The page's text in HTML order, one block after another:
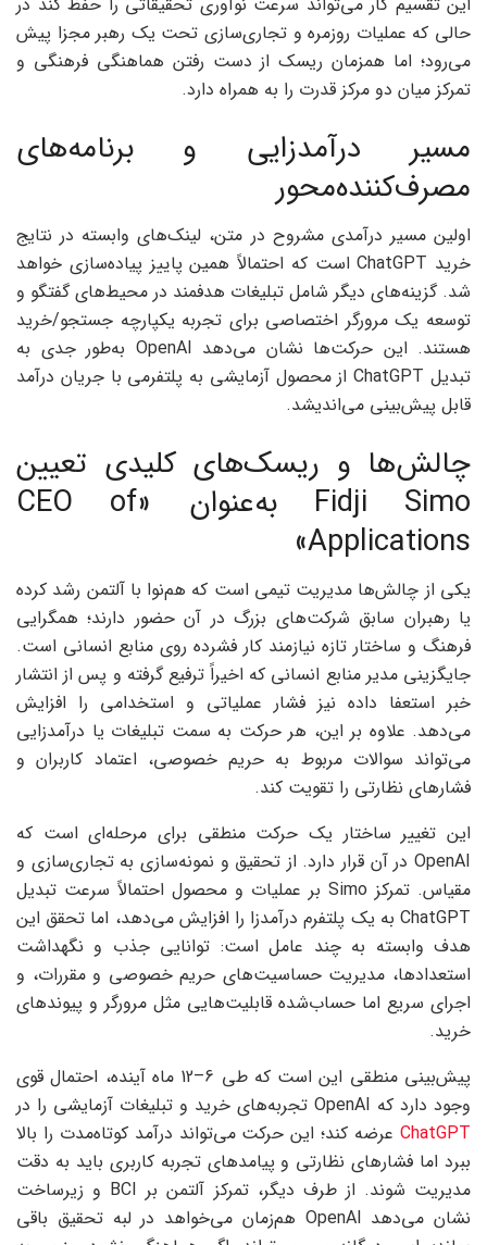
حالی که عملیات روزمره و تجاری‌سازی تحت یک رهبر مجزا پیش
می‌رود؛ اما همزمان ریسک از دست رفتن هماهنگی فرهنگی و
تمرکز میان دو مرکز قدرت را به همراه دارد.
مسیر درآمدزایی و برنامه‌های
مصرف‌کننده‌محور
اولین مسیر درآمدی مشروح در متن، لینک‌های وابسته در نتایج
خرید ChatGPT است که احتمالاً همین پاییز پیاده‌سازی خواهد
شد. گزینه‌های دیگر شامل تبلیغات هدفمند در محیط‌های گفتگو و
توسعه یک مرورگر اختصاصی برای تجربه یکپارچه جستجو/خرید
هستند. این حرکت‌ها نشان می‌دهد OpenAI به‌طور جدی به
تبدیل ChatGPT از محصول آزمایشی به پلتفرمی با جریان درآمد
قابل پیش‌بینی می‌اندیشد.
چالش‌ها و ریسک‌های کلیدی تعیین
Fidji Simo به‌عنوان «CEO of
Applications»
یکی از چالش‌ها مدیریت تیمی است که هم‌نوا با آلتمن رشد کرده
یا رهبران سابق شرکت‌های بزرگ در آن حضور دارند؛ همگرایی
فرهنگ و ساختار تازه نیازمند کار فشرده روی منابع انسانی است.
جایگزینی مدیر منابع انسانی که اخیراً ترفیع گرفته و پس از انتشار
خبر استعفا داده نیز فشار عملیاتی و استخدامی را افزایش
می‌دهد. علاوه بر این، هر حرکت به سمت تبلیغات یا درآمدزایی
می‌تواند سوالات مربوط به حریم خصوصی، اعتماد کاربران و
فشارهای نظارتی را تقویت کند.
این تغییر ساختار یک حرکت منطقی برای مرحله‌ای است که
OpenAI در آن قرار دارد. از تحقیق و نمونه‌سازی به تجاری‌سازی و
مقیاس. تمرکز Simo بر عملیات و محصول احتمالاً سرعت تبدیل
ChatGPT به یک پلتفرم درآمدزا را افزایش می‌دهد، اما تحقق این
هدف وابسته به چند عامل است: توانایی جذب و نگهداشت
استعدادها، مدیریت حساسیت‌های حریم خصوصی و مقررات، و
اجرای سریع اما حساب‌شده قابلیت‌هایی مثل مرورگر و پیوندهای
خرید.
پیش‌بینی منطقی این است که طی 6–12 ماه آینده، احتمال قوی
وجود دارد که OpenAI تجربه‌های خرید و تبلیغات آزمایشی را در
ChatGPT عرضه کند؛ این حرکت می‌تواند درآمد کوتاه‌مدت را بالا
ببرد اما فشارهای نظارتی و پیامدهای تجربه کاربری باید به دقت
مدیریت شوند. از طرف دیگر، تمرکز آلتمن بر BCI و زیرساخت
نشان می‌دهد OpenAI هم‌زمان می‌خواهد در لبه تحقیق باقی